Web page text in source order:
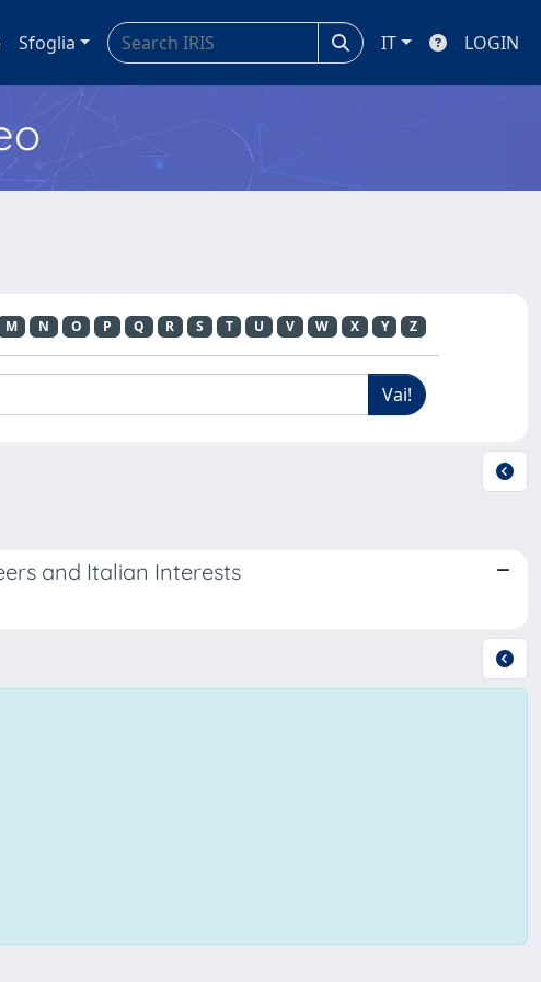
Sfoglia IT LOGIN
M N O P Q R S T U V W X Y Z
and Italian Interests